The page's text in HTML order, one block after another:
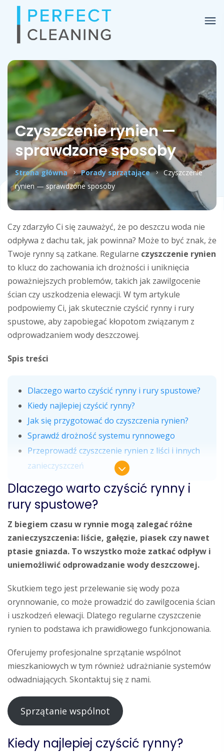
Czyszczenie rynien —
sprawdzone sposoby
Strona główna Porady sprzątające
Czyszczenie
rynien — sprawdzone sposoby
Czy zdarzyło Ci się zauważyć, że po deszczu woda nie
odpływa z dachu tak, jak powinna? Może to być znak, że
Twoje rynny są zatkane. Regularne czyszczenie rynien
to klucz do zachowania ich drożności i uniknięcia
poważniejszych problemów, takich jak zawilgocenie
ścian czy uszkodzenia elewacji. W tym artykule
podpowiemy Ci, jak skutecznie czyścić rynny i rury
spustowe, aby zapobiegać kłopotom związanym z
odprowadzaniem wody deszczowej.
Spis treści
Dlaczego warto czyścić rynny i rury spustowe?
Kiedy najlepiej czyścić rynny?
Jak się przygotować do czyszczenia rynien?
Sprawdź drożność systemu rynnowego
Przeprowadź czyszczenie rynien z liści i innych
zanieczyszczeń
Dlaczego warto czyścić rynny i
rury spustowe?
Z biegiem czasu w rynnie mogą zalegać różne
zanieczyszczenia: liście, gałęzie, piasek czy nawet
ptasie gniazda. To wszystko może zatkać odpływ i
uniemożliwić odprowadzanie wody deszczowej.
Skutkiem tego jest przelewanie się wody poza
orynnowanie, co może prowadzić do zawilgocenia ścian
i uszkodzeń elewacji. Dlatego regularne czyszczenie
rynien to podstawa ich prawidłowego funkcjonowania.
Oferujemy profesjonalne sprzątanie wspólnot
mieszkaniowych w tym również udrażnianie systemów
odwadniających. Skontaktuj się z nami.
Sprzątanie wspólnot
Kiedy najlepiej czyścić rynny?